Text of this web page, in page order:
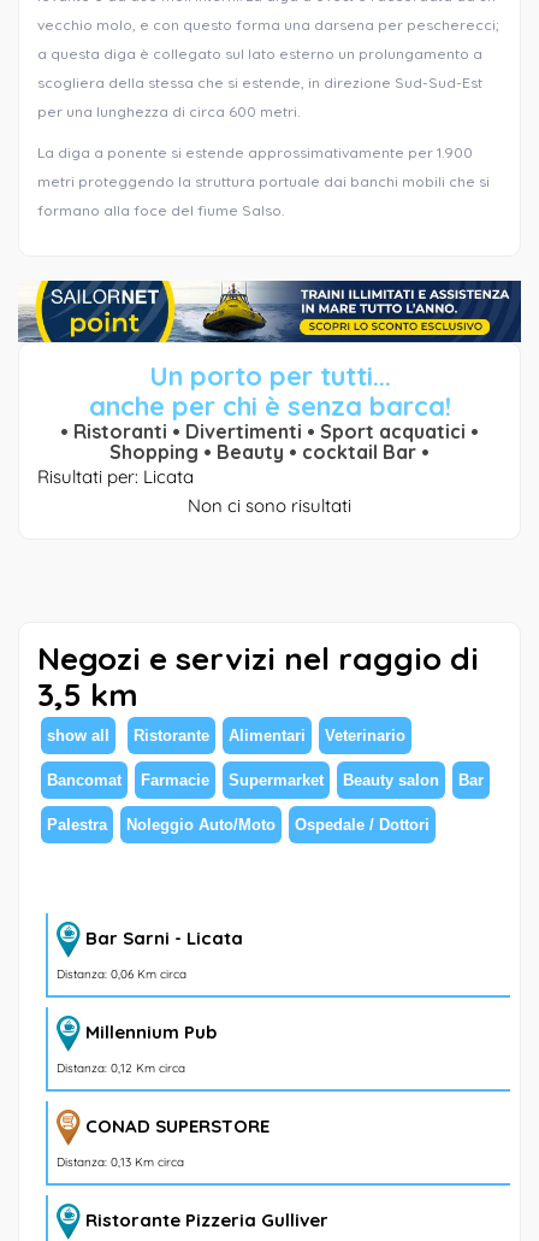
vecchio molo, e con questo forma una darsena per pescherecci;
a questa diga è collegato sul lato esterno un prolungamento a
scogliera della stessa che si estende, in direzione Sud-Sud-Est
per una lunghezza di circa 600 metri.
La diga a ponente si estende approssimativamente per 1.900
metri proteggendo la struttura portuale dai banchi mobili che si
formano alla foce del fiume Salso.
Un porto per tutti...
anche per chi è senza barca!
• Ristoranti • Divertimenti • Sport acquatici •
Shopping • Beauty • cocktail Bar •
Risultati per: Licata
Non ci sono risultati
Negozi e servizi nel raggio di
3,5 km
show all Ristorante Alimentari Veterinario
Bancomat Farmacie Supermarket Beauty salon Bar
Palestra Noleggio Auto/Moto Ospedale / Dottori
Bar Sarni - Licata
Distanza: 0,06 Km circa
Millennium Pub
Distanza: 0,12 Km circa
CONAD SUPERSTORE
Distanza: 0,13 Km circa
Ristorante Pizzeria Gulliver